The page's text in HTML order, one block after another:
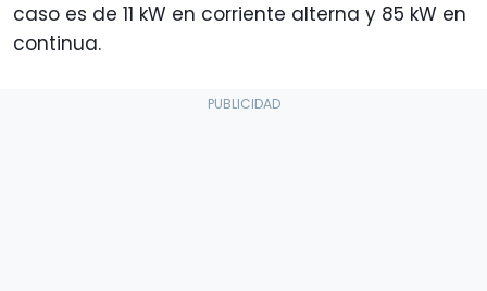
caso es de 11 kW en corriente alterna y 85 kW en
continua.